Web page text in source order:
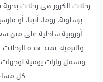
رحلات الكروز هي رحلات
برشلونة، روما، أثينا، أو
أوروبية ساحلية على متن
والترفيه. تمتد هذه
وتشمل زيارات يومية
كل